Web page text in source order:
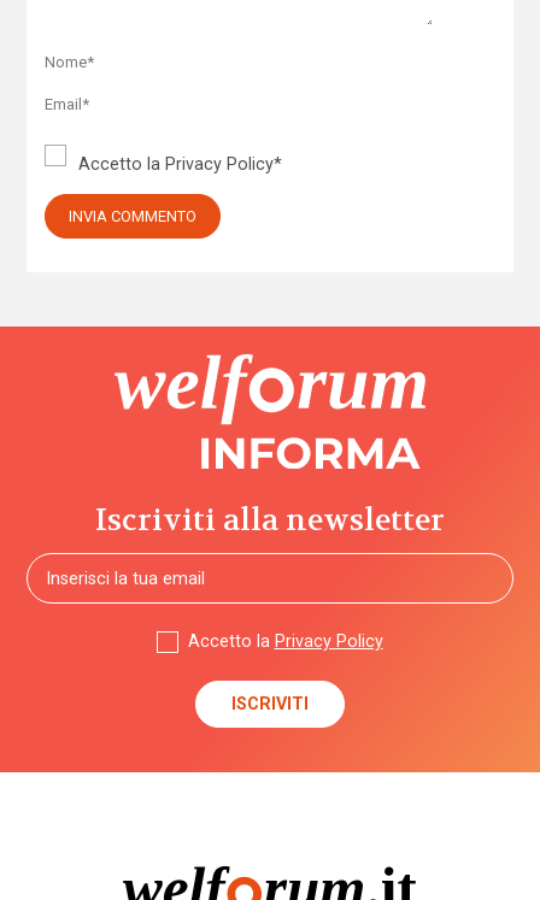
Accetto la Privacy Policy*
Iscriviti alla newsletter
Accetto la Privacy Policy